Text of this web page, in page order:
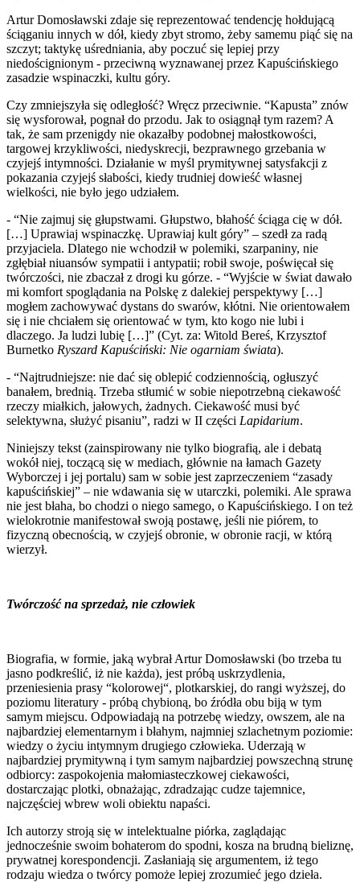
Artur Domosławski zdaje się reprezentować tendencję hołdującą
ściąganiu innych w dół, kiedy zbyt stromo, żeby samemu piąć się na
szczyt; taktykę uśredniania, aby poczuć się lepiej przy
niedoścignionym - przeciwną wyznawanej przez Kapuścińskiego
zasadzie wspinaczki, kultu góry.
Czy zmniejszyła się odległość? Wręcz przeciwnie. “Kapusta” znów
się wysforował, pognał do przodu. Jak to osiągnął tym razem? A
tak, że sam przenigdy nie okazałby podobnej małostkowości,
targowej krzykliwości, niedyskrecji, bezprawnego grzebania w
czyjejś intymności. Działanie w myśl prymitywnej satysfakcji z
pokazania czyjejś słabości, kiedy trudniej dowieść własnej
wielkości, nie było jego udziałem.
- “Nie zajmuj się głupstwami. Głupstwo, błahość ściąga cię w dół.
[…] Uprawiaj wspinaczkę. Uprawiaj kult góry” – szedł za radą
przyjaciela. Dlatego nie wchodził w polemiki, szarpaniny, nie
zgłębiał niuansów sympatii i antypatii; robił swoje, poświęcał się
twórczości, nie zbaczał z drogi ku górze. - “Wyjście w świat dawało
mi komfort spoglądania na Polskę z dalekiej perspektywy […]
mogłem zachowywać dystans do swarów, kłótni. Nie orientowałem
się i nie chciałem się orientować w tym, kto kogo nie lubi i
dlaczego. Ja ludzi lubię […]” (Cyt. za: Witold Bereś, Krzysztof
Burnetko Ryszard Kapuściński: Nie ogarniam świata).
- “Najtrudniejsze: nie dać się oblepić codziennością, ogłuszyć
banałem, brednią. Trzeba stłumić w sobie niepotrzebną ciekawość
rzeczy miałkich, jałowych, żadnych. Ciekawość musi być
selektywna, służyć pisaniu”, radzi w II części Lapidarium.
Niniejszy tekst (zainspirowany nie tylko biografią, ale i debatą
wokół niej, toczącą się w mediach, głównie na łamach Gazety
Wyborczej i jej portalu) sam w sobie jest zaprzeczeniem “zasady
kapuścińskiej” – nie wdawania się w utarczki, polemiki. Ale sprawa
nie jest błaha, bo chodzi o niego samego, o Kapuścińskiego. I on też
wielokrotnie manifestował swoją postawę, jeśli nie piórem, to
fizyczną obecnością, w czyjejś obronie, w obronie racji, w którą
wierzył.
Twórczość na sprzedaż, nie człowiek
Biografia, w formie, jaką wybrał Artur Domosławski (bo trzeba tu
jasno podkreślić, iż nie każda), jest próbą uskrzydlenia,
przeniesienia prasy “kolorowej“, plotkarskiej, do rangi wyższej, do
poziomu literatury - próbą chybioną, bo źródła obu biją w tym
samym miejscu. Odpowiadają na potrzebę wiedzy, owszem, ale na
najbardziej elementarnym i błahym, najmniej szlachetnym poziomie:
wiedzy o życiu intymnym drugiego człowieka. Uderzają w
najbardziej prymitywną i tym samym najbardziej powszechną strunę
odbiorcy: zaspokojenia małomiasteczkowej ciekawości,
dostarczając plotki, obnażając, zdradzając cudze tajemnice,
najczęściej wbrew woli obiektu napaści.
Ich autorzy stroją się w intelektualne piórka, zaglądając
jednocześnie swoim bohaterom do spodni, kosza na brudną bieliznę,
prywatnej korespondencji. Zasłaniają się argumentem, iż tego
rodzaju wiedza o twórcy pomoże lepiej zrozumieć jego dzieła.